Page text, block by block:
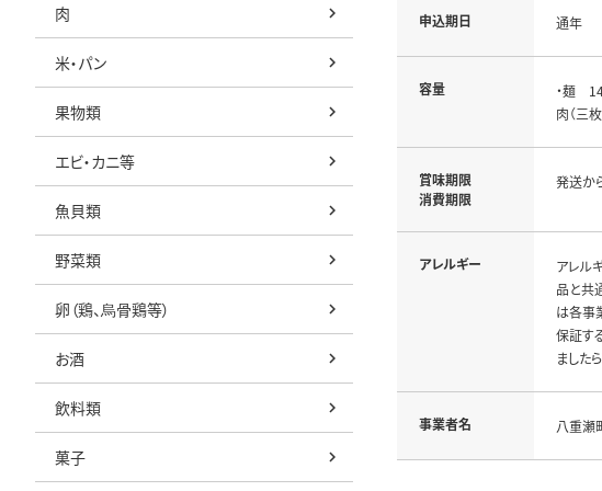
肉
米・パン
果物類
エビ・カニ等
魚貝類
野菜類
卵（鶏、烏骨鶏等）
お酒
飲料類
菓子
申込期日 通年
容量
・麺
肉（三
賞味期限
消費期限
発送か
アレルギー
アレル
品と共
は各事
保証す
ました
事業者名 八重瀬